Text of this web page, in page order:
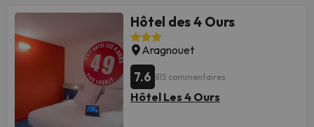
Hôtel des 4 Ours
Aragnouet
7.6 815 commentaires
Hôtel Les 4 Ours